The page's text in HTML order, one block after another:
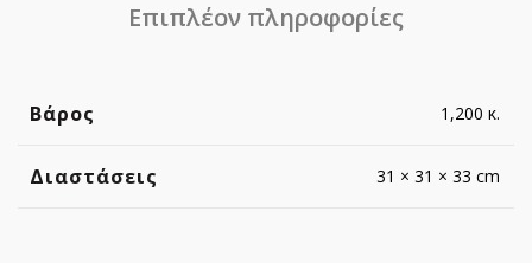
Επιπλέον πληροφορίες
Βάρος 1,200 κ.
Διαστάσεις 31 × 31 × 33 cm